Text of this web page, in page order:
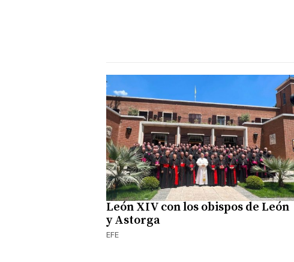
León XIV con los obispos de León
y Astorga
EFE